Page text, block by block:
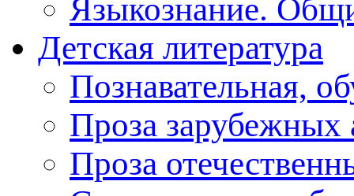
Языкознание.
Детская литература
Познавательная,
Проза зарубежных
Проза